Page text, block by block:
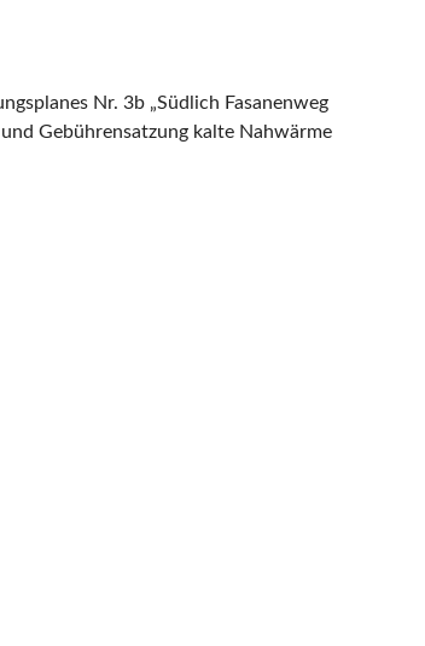
Nr. 3b „Südlich Fasanenweg
Gebührensatzung kalte Nahwärme